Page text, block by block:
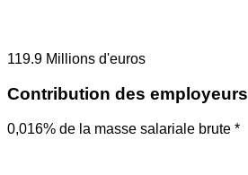
119.9 Millions d'euros
Contribution des employeurs
0,016% de la masse salariale brute *